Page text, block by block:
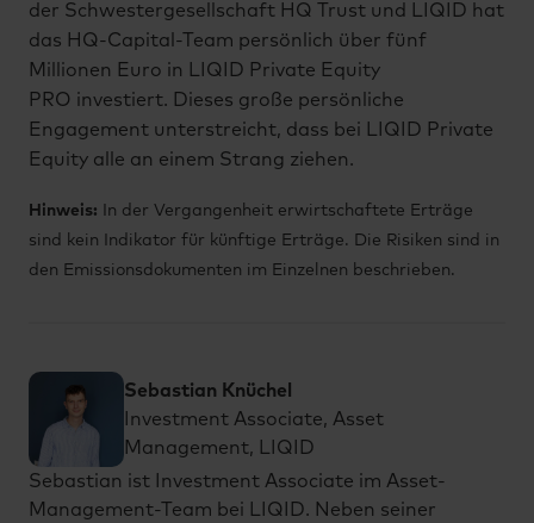
der Schwestergesellschaft HQ Trust und LIQID hat
das HQ-Capital-Team persönlich über fünf
Millionen Euro in LIQID Private Equity
PRO investiert. Dieses große persönliche
Engagement unterstreicht, dass bei LIQID Private
Equity alle an einem Strang ziehen.
Hinweis: In der Vergangenheit erwirtschaftete Erträge
sind kein Indikator für künftige Erträge. Die Risiken sind in
den Emissionsdokumenten im Einzelnen beschrieben.
Sebastian Knüchel
Investment Associate, Asset
Management, LIQID
Sebastian ist Investment Associate im Asset-
Management-Team bei LIQID. Neben seiner